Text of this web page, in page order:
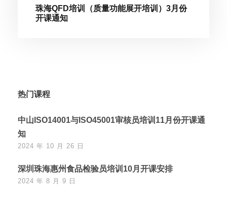
珠海QFD培训（质量功能展开培训）3月份
开课通知
热门课程
中山ISO14001与ISO45001审核员培训11月份开课通
知
2024 年 10 月 26 日
深圳珠海惠州食品检验员培训10月开课安排
2024 年 8 月 9 日